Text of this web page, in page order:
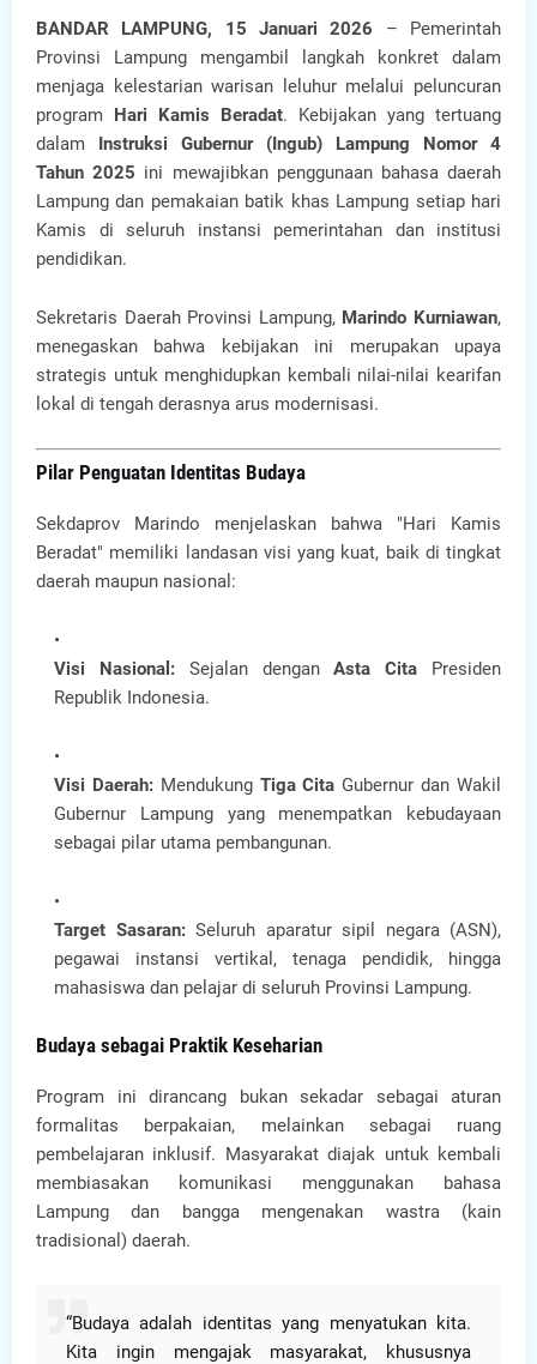
BANDAR LAMPUNG, 15 Januari 2026 – Pemerintah
Provinsi Lampung mengambil langkah konkret dalam
menjaga kelestarian warisan leluhur melalui peluncuran
program Hari Kamis Beradat. Kebijakan yang tertuang
dalam Instruksi Gubernur (Ingub) Lampung Nomor 4
Tahun 2025 ini mewajibkan penggunaan bahasa daerah
Lampung dan pemakaian batik khas Lampung setiap hari
Kamis di seluruh instansi pemerintahan dan institusi
pendidikan.
Sekretaris Daerah Provinsi Lampung, Marindo Kurniawan,
menegaskan bahwa kebijakan ini merupakan upaya
strategis untuk menghidupkan kembali nilai-nilai kearifan
lokal di tengah derasnya arus modernisasi.
Pilar Penguatan Identitas Budaya
Sekdaprov Marindo menjelaskan bahwa "Hari Kamis
Beradat" memiliki landasan visi yang kuat, baik di tingkat
daerah maupun nasional:
Visi Nasional:Sejalan denganAsta Cita Presiden
Republik Indonesia.
Visi Daerah:Mendukung Tiga Cita Gubernur dan Wakil
Gubernur Lampung yang menempatkan kebudayaan
sebagai pilar utama pembangunan.
Target Sasaran:Seluruh aparatur sipil negara (ASN),
pegawai instansi vertikal, tenaga pendidik, hingga
mahasiswa dan pelajar di seluruh Provinsi Lampung.
Budaya sebagai Praktik Keseharian
Program ini dirancang bukan sekadar sebagai aturan
formalitas berpakaian, melainkan sebagai ruang
pembelajaran inklusif. Masyarakat diajak untuk kembali
membiasakan komunikasi menggunakan bahasa
Lampung dan bangga mengenakan wastra (kain
tradisional) daerah.
“Budaya adalah identitas yang menyatukan kita.
Kita ingin mengajak masyarakat, khususnya